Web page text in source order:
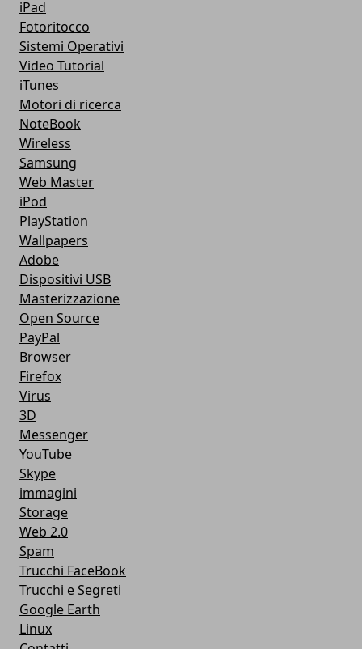
iPad
Fotoritocco
Sistemi Operativi
Video Tutorial
iTunes
Motori di ricerca
NoteBook
Wireless
Samsung
Web Master
iPod
PlayStation
Wallpapers
Adobe
Dispositivi USB
Masterizzazione
Open Source
PayPal
Browser
Firefox
Virus
3D
Messenger
YouTube
Skype
immagini
Storage
Web 2.0
Spam
Trucchi FaceBook
Trucchi e Segreti
Google Earth
Linux